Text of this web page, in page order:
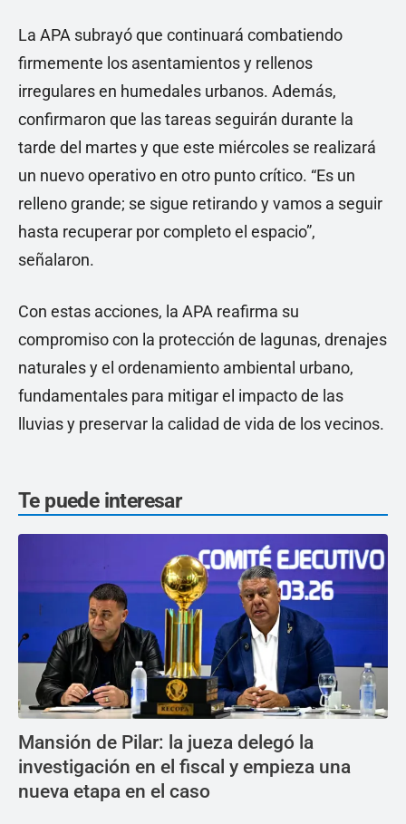
La APA subrayó que continuará combatiendo
firmemente los asentamientos y rellenos
irregulares en humedales urbanos. Además,
confirmaron que las tareas seguirán durante la
tarde del martes y que este miércoles se realizará
un nuevo operativo en otro punto crítico. “Es un
relleno grande; se sigue retirando y vamos a seguir
hasta recuperar por completo el espacio”,
señalaron.
Con estas acciones, la APA reafirma su
compromiso con la protección de lagunas, drenajes
naturales y el ordenamiento ambiental urbano,
fundamentales para mitigar el impacto de las
lluvias y preservar la calidad de vida de los vecinos.
Te puede interesar
Mansión de Pilar: la jueza delegó la
investigación en el fiscal y empieza una
nueva etapa en el caso